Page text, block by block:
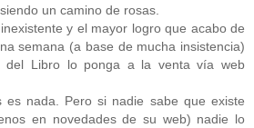
un camino de rosas.
y el mayor logro que acabo de
semana (a base de mucha insistencia)
del Libro lo ponga a la venta vía web
es nada. Pero si nadie sabe que existe
en novedades de su web) nadie lo